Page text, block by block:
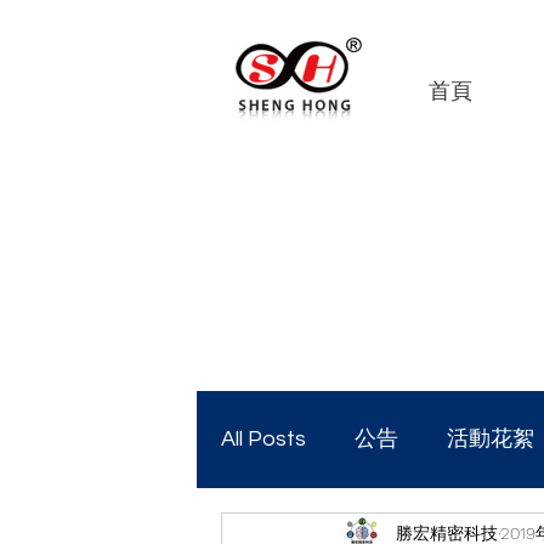
首頁
All Posts 公告 活動花絮
勝宏精密科技2019